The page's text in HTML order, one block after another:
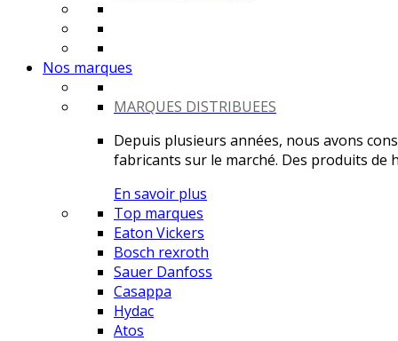
Nos marques
MARQUES DISTRIBUEES
Depuis plusieurs années, nous avons
fabricants sur le marché. Des produits de
En savoir plus
Top marques
Eaton Vickers
Bosch rexroth
Sauer Danfoss
Casappa
Hydac
Atos